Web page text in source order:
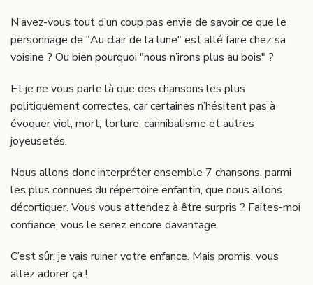
N’avez-vous tout d’un coup pas envie de savoir ce que le
personnage de "Au clair de la lune" est allé faire chez sa
voisine ? Ou bien pourquoi "nous n’irons plus au bois" ?
Et je ne vous parle là que des chansons les plus
politiquement correctes, car certaines n’hésitent pas à
évoquer viol, mort, torture, cannibalisme et autres
joyeusetés.
Nous allons donc interpréter ensemble 7 chansons, parmi
les plus connues du répertoire enfantin, que nous allons
décortiquer. Vous vous attendez à être surpris ? Faites-moi
confiance, vous le serez encore davantage.
C’est sûr, je vais ruiner votre enfance. Mais promis, vous
allez adorer ça !